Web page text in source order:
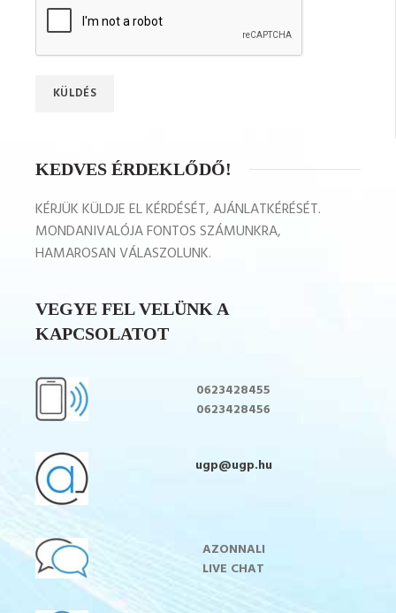
KEDVES ÉRDEKLŐDŐ!
KÉRJÜK KÜLDJE EL KÉRDÉSÉT, AJÁNLATKÉRÉSÉT.
MONDANIVALÓJA FONTOS SZÁMUNKRA,
HAMAROSAN VÁLASZOLUNK.
VEGYE FEL VELÜNK A
KAPCSOLATOT
0623428455
0623428456
ugp@ugp.hu
AZONNALI
LIVE CHAT